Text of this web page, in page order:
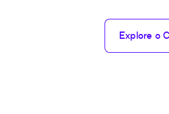
Explore o